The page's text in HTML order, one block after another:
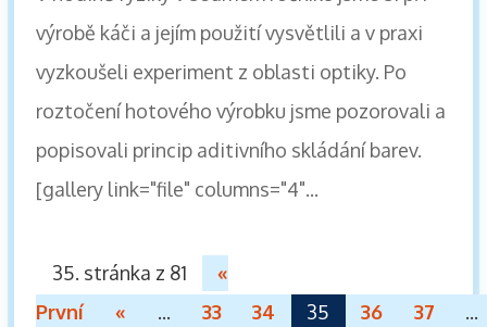
výrobě káči a jejím použití vysvětlili a v praxi
vyzkoušeli experiment z oblasti optiky. Po
roztočení hotového výrobku jsme pozorovali a
popisovali princip aditivního skládání barev.
[gallery link="file" columns="4"...
35. stránka z 81
«
První
« ... 33 34 35 36 37
...